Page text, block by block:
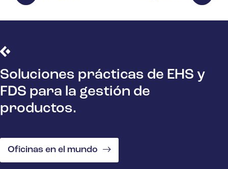
Soluciones prácticas de EHS y
FDS para la gestión de
productos.
Oficinas en el mundo